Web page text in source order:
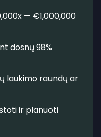
— €1,000,000
dosnų 98%
laukimo raundų ar
ir planuoti